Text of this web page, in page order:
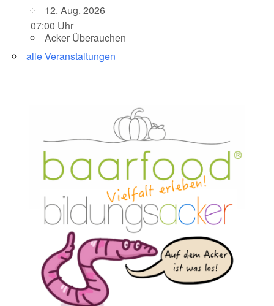
12. Aug. 2026
07:00 Uhr
Acker Überauchen
alle Veranstaltungen